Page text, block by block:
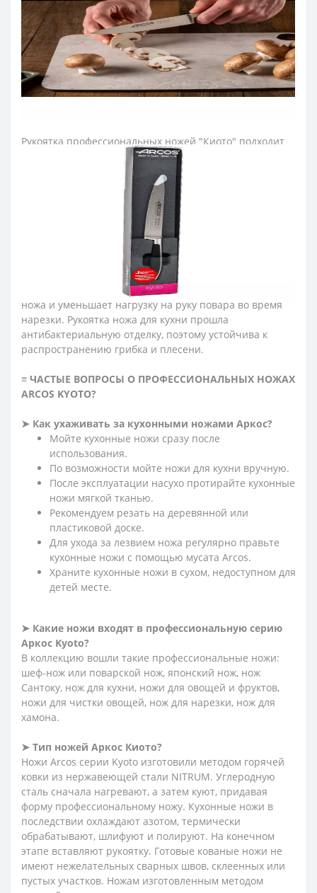
Лезвие ножа для кухни изготовили из эксклюзивной
нержавеющей стали NITRUM, обладающей
сверхвысокой режущей способностью, повышенной
твердостью и коррозостойкостью. В результате лезвие
ножа аркос долго не затупляется, не ржавеет, поэтому
изделие имеет долгий срок службы, обеспечивая
Рукоятка профессиональных ножей "Киото" подходит
для интенсивного использования благодаря
эргономичной форме с утолщением посередине.
Комфортный захват рукоятки не перегружает кисть
руки в течение длительной работы. Ножи arcos
изготовлены из нержавеющей кованой стали и
полиоксиметилена, при этом поверхность прекрасно
отполирована и обладает высокой стойкостью к
моющим средствам, старением и не деформируется
при высоких и низких температурах (от -40 до +150°С).
Больстер располагается на передней части рукоятки
ножа и уменьшает нагрузку на руку повара во время
нарезки. Рукоятка ножа для кухни прошла
антибактериальную отделку, поэтому устойчива к
распространению грибка и плесени.
≡ ЧАСТЫЕ ВОПРОСЫ О ПРОФЕССИОНАЛЬНЫХ НОЖАХ
ARCOS KYOTO?
➤ Как ухаживать за кухонными ножами Аркос?
Мойте кухонные ножи сразу после
использования.
По возможности мойте ножи для кухни вручную.
После эксплуатации насухо протирайте кухонные
ножи мягкой тканью.
Рекомендуем резать на деревянной или
пластиковой доске.
Для ухода за лезвием ножа регулярно правьте
кухонные ножи с помощью мусата Arcos.
Храните кухонные ножи в сухом, недоступном для
детей месте.
➤ Какие ножи входят в профессиональную серию
Аркос Kyoto?
В коллекцию вошли такие профессиональные ножи:
шеф-нож или поварской нож, японский нож, нож
Сантоку, нож для кухни, ножи для овощей и фруктов,
ножи для чистки овощей, нож для нарезки, нож для
хамона.
➤ Тип ножей Аркос Киото?
Ножи Arcos серии Kyoto изготовили методом горячей
ковки из нержавеющей стали NITRUM. Углеродную
сталь сначала нагревают, а затем куют, придавая
форму профессиональному ножу. Кухонные ножи в
последствии охлаждают азотом, термически
обрабатывают, шлифуют и полируют. На конечном
этапе вставляют рукоятку. Готовые кованые ножи не
имеют нежелательных сварных швов, склеенных или
пустых участков. Ножам изготовленным методом